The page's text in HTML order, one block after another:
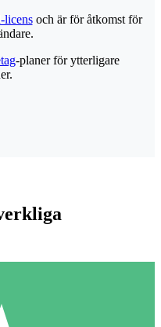
licensoch är för åtkomst för
-planer för ytterligare